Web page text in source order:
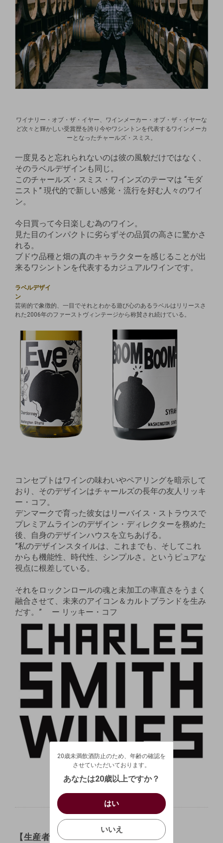
お買い物を続ける カートへ進む
ワイナリー・オブ・ザ・イヤー、ワインメーカー・オブ・ザ・イヤーな
ど次々と輝かしい受賞歴を誇り今やワシントンを代表するワインメーカ
ーとなったチャールズ・スミス。
一度見ると忘れられないのは彼の風貌だけではなく、
そのラベルデザインも同じ。
このチャールズ・スミス・ワインズのテーマは “モダ
ニスト” 現代的で新しい感覚・流行を好む人々のワイ
ン。
今日買って今日楽しむ為のワイン。
見た目のインパクトに劣らずその品質の高さに驚かさ
れる。
ブドウ品種と畑の真のキャラクターを感じることが出
来るワシントンを代表するカジュアルワインです。
ラベルデザイ
ン
芸術的で象徴的、一目でそれとわかる遊び心のあるラベルはリリースさ
れた2006年のファーストヴィンテージから称賛され続けている。
コンセプトはワインの味わいやペアリングを暗示して
おり、そのデザインはチャールズの長年の友人リッキ
ー・コフ。
デンマークで育った彼女はリーバイス・ストラウスで
プレミアムラインのデザイン・ディレクターを務めた
後、自身のデザインハウスを立ちあげる。
”私のデザインスタイルは、これまでも、そしてこれ
からも機能性、時代性、シンプルさ。というピュアな
視点に根差している。
それをロックンロールの魂と未加工の率直さをうまく
融合させて、未来のアイコン＆カルトブランドを生み
だす。” ー リッキー・コフ
【生産者情報】②
20歳未満飲酒防止のため、年齢の確認を
させていただいております。
あなたは20歳以上ですか？
はい
いいえ
20歳未満飲酒防止のため、年齢の確認を
生年月日を入力してください。
西暦
/
確認する
ログアウトします。よろしいですか？